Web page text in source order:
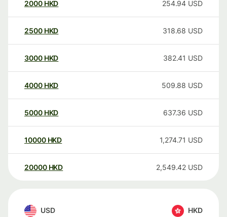
2000 HKD 254.94 USD
2500 HKD 318.68 USD
3000 HKD 382.41 USD
4000 HKD 509.88 USD
5000 HKD 637.36 USD
10000 HKD 1,274.71 USD
20000 HKD 2,549.42 USD
USD HKD